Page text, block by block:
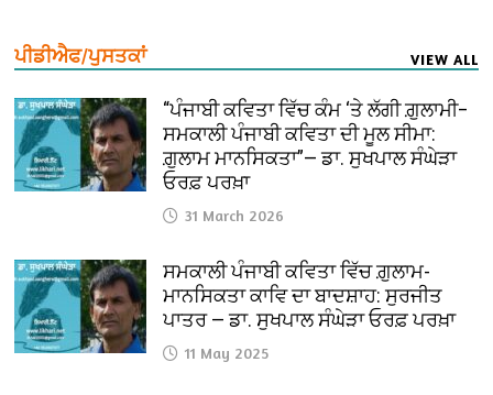
ਪੀਡੀਐਫ/ਪੁਸਤਕਾਂ VIEW ALL
“ਪੰਜਾਬੀ ਕਵਿਤਾ ਵਿੱਚ ਕੰਮ ‘ਤੇ ਲੱਗੀ ਗ਼ੁਲਾਮੀ–
ਸਮਕਾਲੀ ਪੰਜਾਬੀ ਕਵਿਤਾ ਦੀ ਮੂਲ ਸੀਮਾ:
ਗ਼ੁਲਾਮ ਮਾਨਸਿਕਤਾ”— ਡਾ. ਸੁਖਪਾਲ ਸੰਘੇੜਾ
ਓਰਫ਼ ਪਰਖ਼ਾ
31 March 2026
ਸਮਕਾਲੀ ਪੰਜਾਬੀ ਕਵਿਤਾ ਵਿੱਚ ਗ਼ੁਲਾਮ-
ਮਾਨਸਿਕਤਾ ਕਾਵਿ ਦਾ ਬਾਦਸ਼ਾਹ: ਸੁਰਜੀਤ
ਪਾਤਰ — ਡਾ. ਸੁਖਪਾਲ ਸੰਘੇੜਾ ਓਰਫ਼ ਪਰਖ਼ਾ
11 May 2025